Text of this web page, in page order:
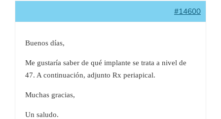
#14600
Buenos días,
Me gustaría saber de qué implante se trata a nivel de
47. A continuación, adjunto Rx periapical.
Muchas gracias,
Un saludo.